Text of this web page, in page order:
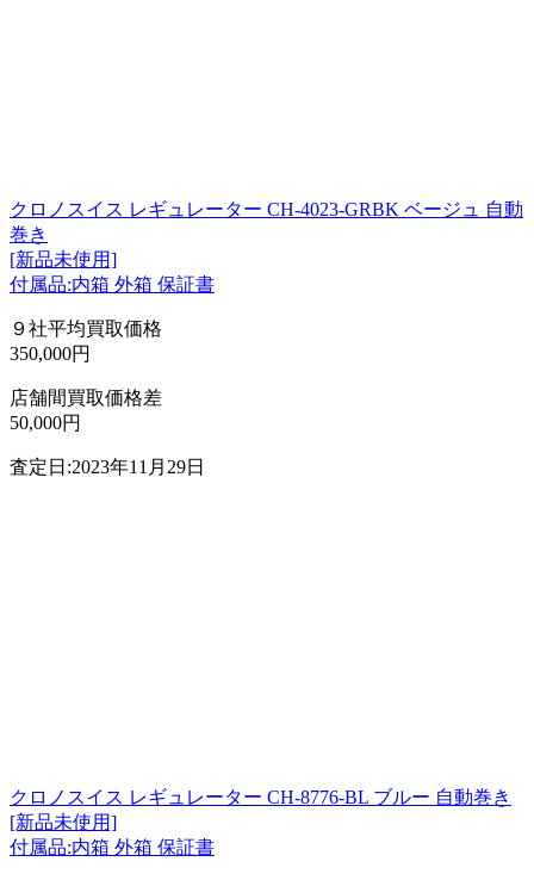
クロノスイス レギュレーター CH-4023-GRBK ベージュ 自動
巻き
[新品未使用]
付属品:内箱 外箱 保証書
９社平均買取価格
350,000円
店舗間買取価格差
50,000円
査定日:2023年11月29日
クロノスイス レギュレーター CH-8776-BL ブルー 自動巻き
[新品未使用]
付属品:内箱 外箱 保証書